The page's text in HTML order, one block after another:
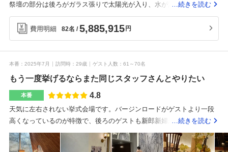
の皆さんでした。ゲストからも感動の声を聞き大変嬉しい気持ちにな
りました。こちらで結婚式ができたことを心から良かったと思える1日
になりました。美しいチャペル木の温もりと香りを感じられる空間で
す。お料理メインだけでなくデザートまでクオリティが高く大満足で
した。スタッフの接客情報共有が行き届いており、安心してお任せす
ることができました。想像以上のサービスをしていただき感謝してお
ります。プランナーさんとの情報共有が大切だと思います。理想や要
望があれば事前にお伝えするといいと思います。ペーパーアイテムや
ムービーは早めに準備しておくと本当に気持ちが楽です。また、オプ
ションでパーソナルトレーニングをお願いしましたが、本当によかっ
たです。当日の立ち振る舞いや姿勢など、普段から意識しておくと当
日自信を持って楽しめると思います。ゲストが楽しめる環境かどうか
を重視しました。アクセスやお料理、ゲストの動線など、、実際に呼
祭壇の部分は後ろがガラス張りで太陽光が入り、水が流れています。
すごくオシャレで洗練された雰囲気があります。一目見て、ココが良
い！と思ってしまいました。チャペルは80人以上だと立ちの人が出て
しまいます。全員座るには少なめにしなければいけないかも。挙式会
場は白金台という立地を象徴するような、白を基調に洗練された雰囲
気があります。午前午後で1日2組なので、貸切利用が基本になりま
す。天井は高く、受付の場所にはバーカウンターが併設されておりお
入っても問題無いとの事です(笑)披露宴会場は100名を超えてくると結
構狭いかもです。最初の見積もりからはあまり変わりませんでした。
(そういう形で見積もりを出してくれます)でもだいたい貰った見積もり
プラス50から100万円と見とけばいいかなーと思います。変わる部分は
ドレス等の衣装代、装飾(高砂)くらいで、見積もりには最低金額のもの
…続きを読む
費用明細 82名 5,885,915 円
本番 2025年7月 訪問時 29歳 ゲスト人数 61～70名
もう一度挙げるならまた同じスタッフさんとやりたい
本番 4.8
天気に左右されない挙式会場です。バージンロードがゲストより一段
高くなっているのが特徴で、後ろのゲストも新郎新婦が見やすい造り
になっています。カーペットが青色なのが特徴です。ガーデンから直
接披露宴会場に来れるので、カーテンが開いている時はとても開放的
…続きを読む